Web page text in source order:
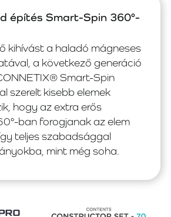
építés Smart-Spin 360°-
kihívást a haladó mágneses
a következő generáció
Smart-Spin
szerelt kisebb elemek
hogy az extra erős
ban forogjanak az elem
teljes szabadsággal
mint még soha.